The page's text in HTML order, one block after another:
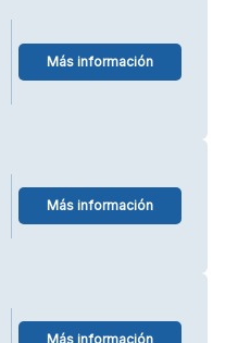
Más información
Más información
Más información